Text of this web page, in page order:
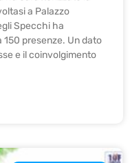
a Palazzo
Specchi ha
presenze. Un dato
e il coinvolgimento